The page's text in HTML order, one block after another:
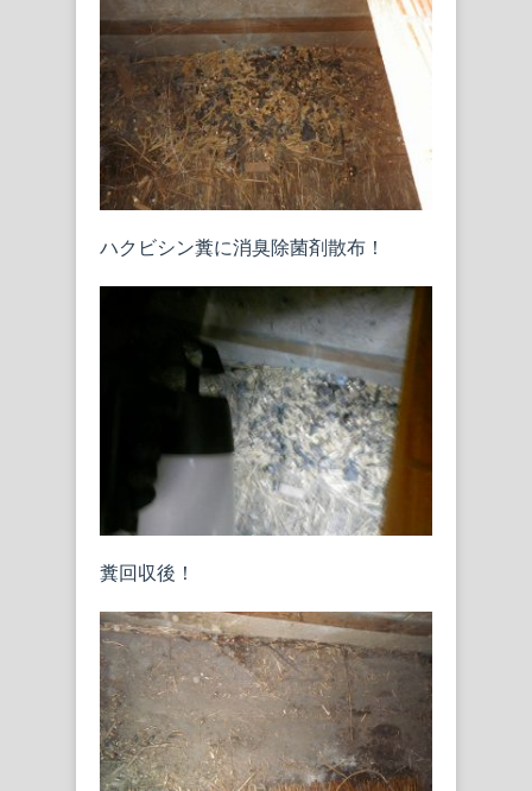
ハクビシン糞に消臭除菌剤散布！
糞回収後！